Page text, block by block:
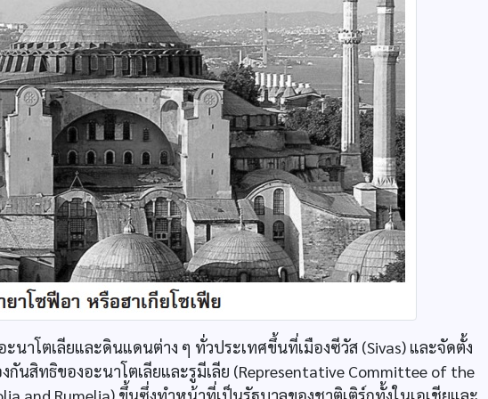
าโตเลียและดินแดนต่าง ๆ ทั่วประเทศขึ้นที่เมืองซีวัส (Sivas) และจัดตั้ง
สิทธิของอะนาโตเลียและรูมีเลีย (Representative Committee of the
and Rumelia) ขึ้นซึ่งทำหน้าที่เป็นรัฐบาลของชาติเติร์กทั้งในเอเชียและ